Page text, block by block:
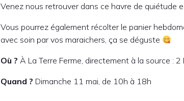
Venez nous retrouver dans ce havre de quiétude
Vous pourrez également récolter le panier
avec soin par vos maraichers, ça se déguste
Où ? À La Terre Ferme, directement à la source :
Quand ? Dimanche 11 mai, de 10h à 18h